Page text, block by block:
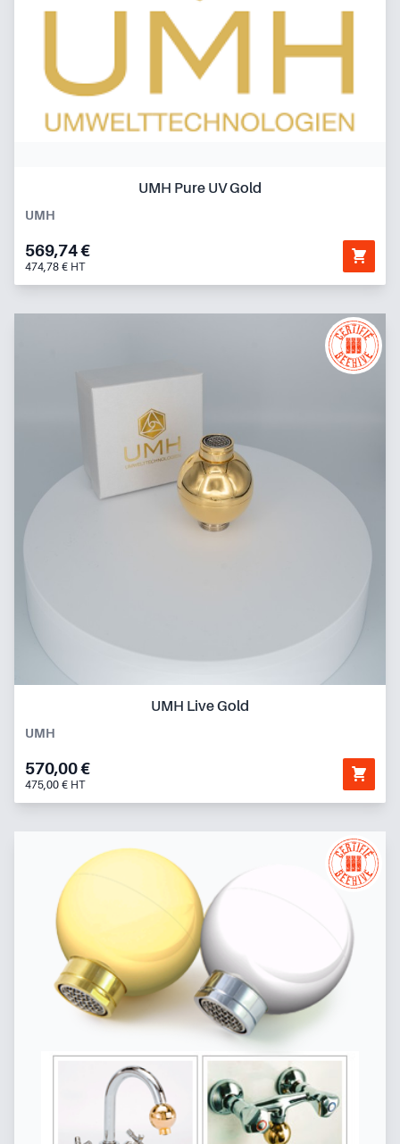
UMH Pure UV Gold
UMH
569,74 €
474,78 € HT
UMH Live Gold
UMH
570,00 €
475,00 € HT